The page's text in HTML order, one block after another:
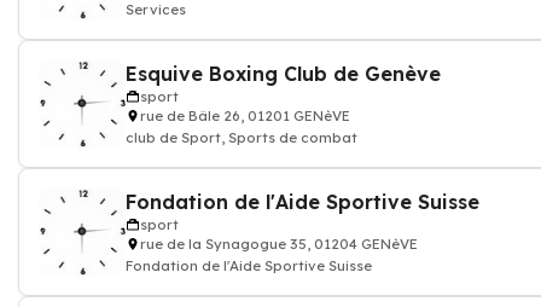
Services
Esquive Boxing Club de Genève
sport
rue de Bâle 26, 01201 GENèVE
club de Sport, Sports de combat
Fondation de l'Aide Sportive Suisse
sport
rue de la Synagogue 35, 01204 GENèVE
Fondation de l'Aide Sportive Suisse